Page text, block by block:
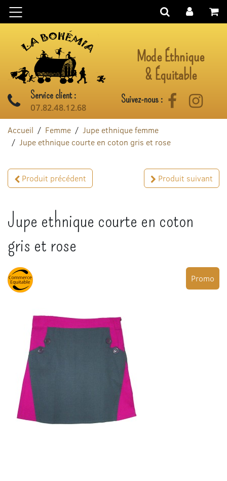
Aller au contenu
Mode Éthnique
& Équitable
Service client :
07.82.48.12.68
Suivez-nous : Facebook
Accueil Femme
Jupe ethnique femme
Jupe ethnique courte en coton gris et rose
Produit précédent Produit suivant
Jupe ethnique courte en coton
gris et rose
Promo